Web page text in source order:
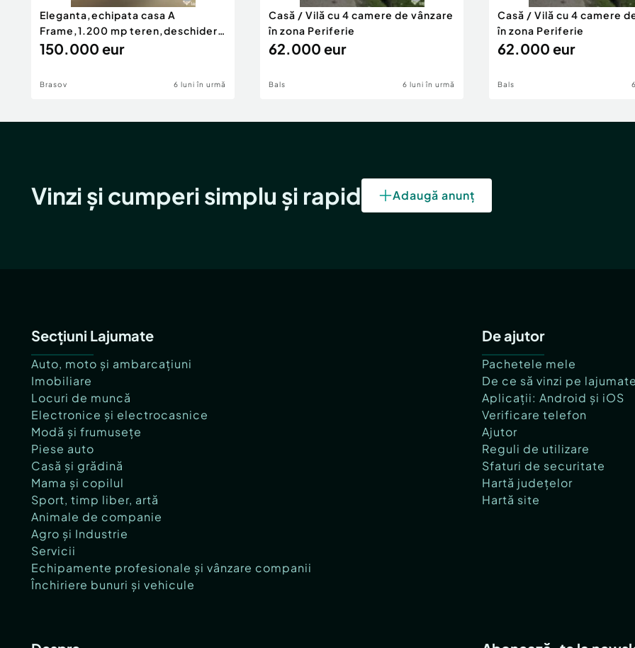
Eleganta,echipata casa A
Frame,1.200 mp teren,deschidere
Pia
150.000 eur
Brasov 6 luni în urmă
Casă / Vilă cu 4 camere de vânzare
în zona Periferie
62.000 eur
Bals 6 luni în urmă
Casă / Vilă cu 4 camere
în zona Periferie
62.000 eur
Bals
Vinzi și cumperi simplu și rapid Adaugă anunț
Secțiuni Lajumate
Auto, moto și ambarcațiuni
Imobiliare
Locuri de muncă
Electronice și electrocasnice
Modă și frumusețe
Piese auto
Casă și grădină
Mama și copilul
Sport, timp liber, artă
Animale de companie
Agro și Industrie
Servicii
Echipamente profesionale și vânzare companii
Închiriere bunuri și vehicule
De ajutor
Pachetele mele
De ce să vinzi pe
Aplicații: Android și iOS
Verificare telefon
Ajutor
Reguli de utilizare
Sfaturi de securitate
Hartă județelor
Hartă site